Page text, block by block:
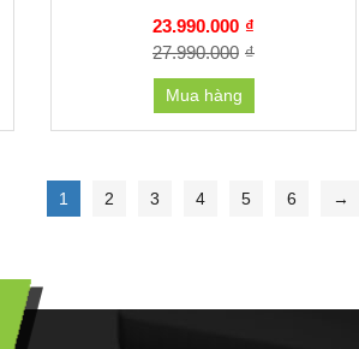
23.990.000 ₫
27.990.000 ₫
Mua hàng
1 2 3 4 5 6 →